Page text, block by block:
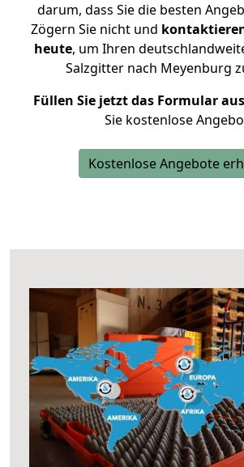
darum, dass Sie die besten
Zögern Sie nicht und
heute, um Ihren
Salzgitter nach Meyenburg
Füllen Sie jetzt das Formular aus
Sie kostenlose
Kostenlose Angebote